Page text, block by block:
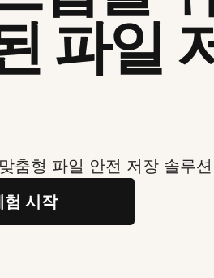
파일
춤형 파일 안전 저장 솔루션
험 시작